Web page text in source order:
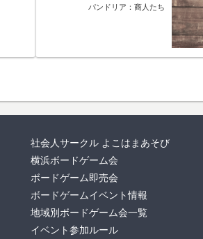
パンドリア：商人たち
社会人サークル よこはまあそび
横浜ボードゲーム会
ボードゲーム即売会
ボードゲームイベント情報
地域別ボードゲーム会一覧
イベント参加ルール